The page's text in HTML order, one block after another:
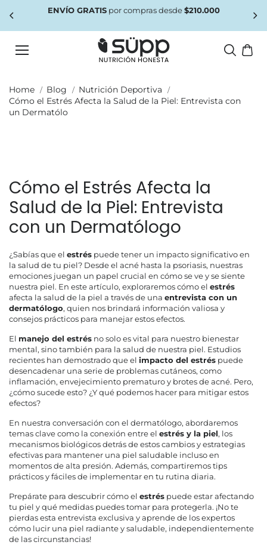
conteni ENVÍO GRATISpor compras desde$210.000
Home Blog
Nutrición Deportiva
Cómo el Estrés Afecta la Salud de la Piel: Entrevista con
un Dermatólo
Cómo el Estrés Afecta la
Salud de la Piel: Entrevista
con un Dermatólogo
¿Sabías que el estrés puede tener un impacto significativo en
la salud de tu piel? Desde el acné hasta la psoriasis, nuestras
emociones juegan un papel crucial en cómo se ve y se siente
nuestra piel. En este artículo, exploraremos cómo el estrés
afecta la salud de la piel a través de una entrevista con un
dermatólogo, quien nos brindará información valiosa y
consejos prácticos para manejar estos efectos.
El manejo del estrés no solo es vital para nuestro bienestar
mental, sino también para la salud de nuestra piel. Estudios
recientes han demostrado que el impacto del estrés puede
desencadenar una serie de problemas cutáneos, como
inflamación, envejecimiento prematuro y brotes de acné. Pero,
¿cómo sucede esto? ¿Y qué podemos hacer para mitigar estos
efectos?
En nuestra conversación con el dermatólogo, abordaremos
temas clave como la conexión entre el estrés y la piel, los
mecanismos biológicos detrás de estos cambios y estrategias
efectivas para mantener una piel saludable incluso en
momentos de alta presión. Además, compartiremos tips
prácticos y fáciles de implementar en tu rutina diaria.
Prepárate para descubrir cómo el estrés puede estar afectando
tu piel y qué medidas puedes tomar para protegerla. ¡No te
pierdas esta entrevista exclusiva y aprende de los expertos
cómo lucir una piel radiante y saludable, independientemente
de las circunstancias!